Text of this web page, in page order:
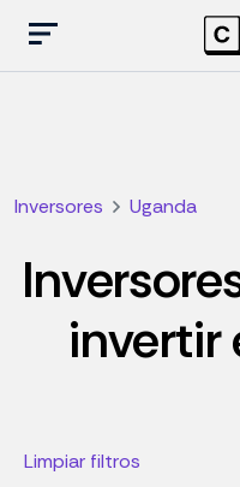
Inversores Uganda
invertir
Limpiar filtros